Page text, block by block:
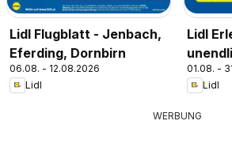
Lidl Flugblatt - Jenbach,
Eferding, Dornbirn
06.08. - 12.08.2026
Lidl
Lidl
01.08. -
Lidl
WERBUNG